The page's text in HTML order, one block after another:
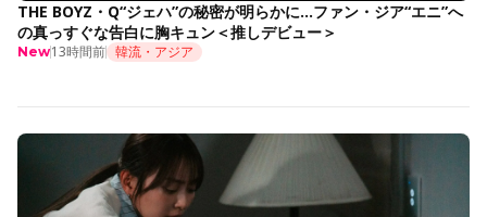
THE BOYZ・Q“ジェハ”の秘密が明らかに…ファン・ジア“エニ”へ
の真っすぐな告白に胸キュン＜推しデビュー＞
New13時間前 韓流・アジア